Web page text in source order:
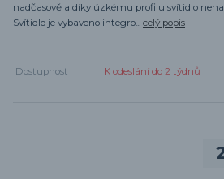
nadčasově a díky úzkému profilu svítidlo
Svítidlo je vybaveno integro... celý popis
Dostupnost K odeslání do 2 týdnů